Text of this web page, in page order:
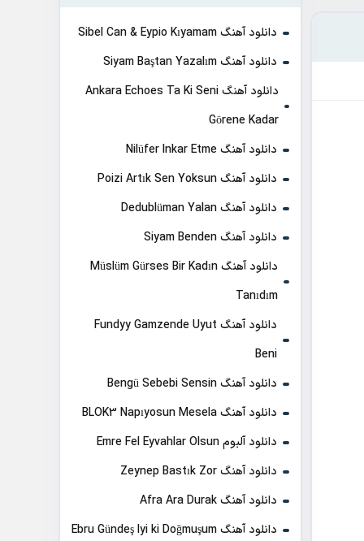
دانلود آهنگ Sibel Can & Eypio Kıyamam
دانلود آهنگ Siyam Baştan Yazalım
دانلود آهنگ Ankara Echoes Ta Ki Seni
Görene Kadar
دانلود آهنگ Nilüfer Inkar Etme
دانلود آهنگ Poizi Artık Sen Yoksun
دانلود آهنگ Dedublüman Yalan
دانلود آهنگ Siyam Benden
دانلود آهنگ Müslüm Gürses Bir Kadın
Tanıdım
دانلود آهنگ Fundyy Gamzende Uyut
Beni
دانلود آهنگ Bengü Sebebi Sensin
دانلود آهنگ BLOK3 Napıyosun Mesela
دانلود آلبوم Emre Fel Eyvahlar Olsun
دانلود آهنگ Zeynep Bastık Zor
دانلود آهنگ Afra Ara Durak
دانلود آهنگ Ebru Gündeş Iyi ki Doğmuşum